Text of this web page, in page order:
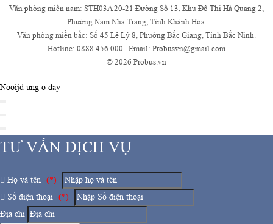
Văn phòng miền nam: STH03A 20-21 Đường Số 13, Khu Đô Thị Hà Quang 2,
Phường Nam Nha Trang, Tỉnh Khánh Hòa.
Văn phòng miền bắc: Số 45 Lê Lý 8, Phường Bắc Giang, Tỉnh Bắc Ninh.
Hotline: 0888 456 000 | Email: Probusvn@gmail.com
© 2026 Probus.vn
Nooijd ung o day
TƯ VẤN DỊCH VỤ
Họ và tên
(*)
Số điện thoại
(*)
Địa chỉ